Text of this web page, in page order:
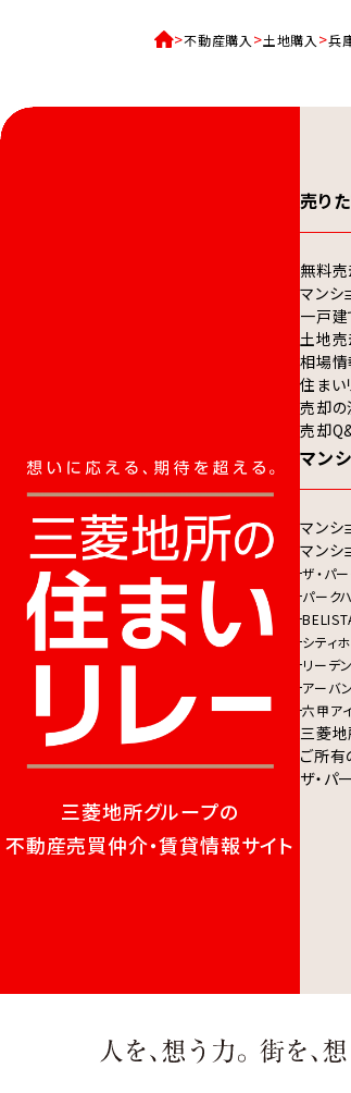
不動産購入 土地購入 兵
三菱地所グループの
不動産売買仲介・賃貸情報サイト
売り
無料
マンシ
一戸
土地売
相場情
住まい
売却の
売却
マン
マンシ
マンシ
ザ・パ
パーク
シティ
リーデ
アーバ
六甲ア
三菱地
ご所
ザ・パ